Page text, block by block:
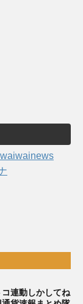
連動しかしてね